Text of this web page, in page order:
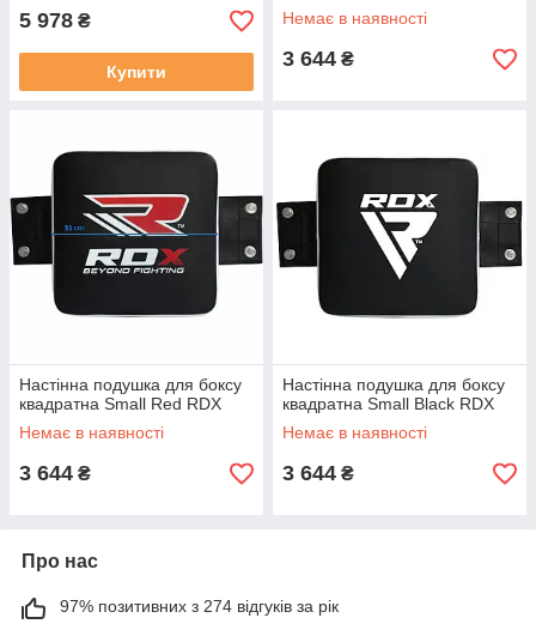
5 978 ₴
Купити
Немає в наявності
3 644 ₴
Настінна подушка для боксу
квадратна Small Red RDX
Немає в наявності
3 644 ₴
Настінна подушка для боксу
квадратна Small Black RDX
Немає в наявності
3 644 ₴
Про нас
97% позитивних з 274 відгуків за рік